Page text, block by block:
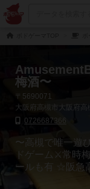
梅酒〜
〒5690071
大阪府高槻市大阪府高
0726687366
〜高槻で唯一遊
ドゲーム⚔️常時
ールも有 ☆阪急